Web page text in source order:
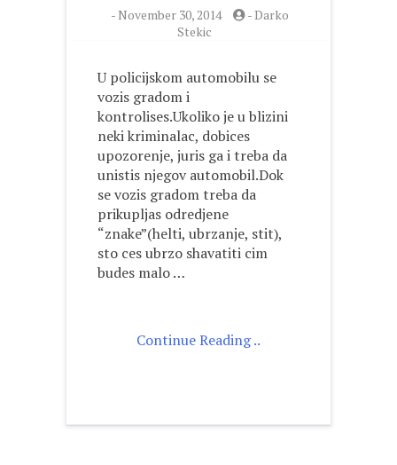
-November 30, 2014 -Darko
Stekic
U policijskom automobilu se
vozis gradom i
kontrolises.Ukoliko je u blizini
neki kriminalac, dobices
upozorenje, juris ga i treba da
unistis njegov automobil.Dok
se vozis gradom treba da
prikupljas odredjene
“znake”(helti, ubrzanje, stit),
sto ces ubrzo shavatiti cim
budes malo …
Continue Reading ..